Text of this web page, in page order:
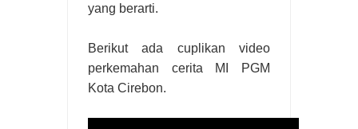
yang berarti.
Berikut ada cuplikan video
perkemahan cerita MI PGM
Kota Cirebon.